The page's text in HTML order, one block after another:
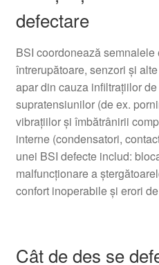
defectare
BSI coordonează semnalele
întrerupătoare, senzori și
apar din cauza infiltrațiilor
supratensiunilor (de ex.
vibrațiilor și îmbătrânirii
interne (condensatori,
unei BSI defecte includ:
malfuncționare a
confort inoperabile și erori
Cât de des se